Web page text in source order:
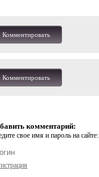
Комментировать
Комментировать
комментарий:
свое имя и пароль на сайте: